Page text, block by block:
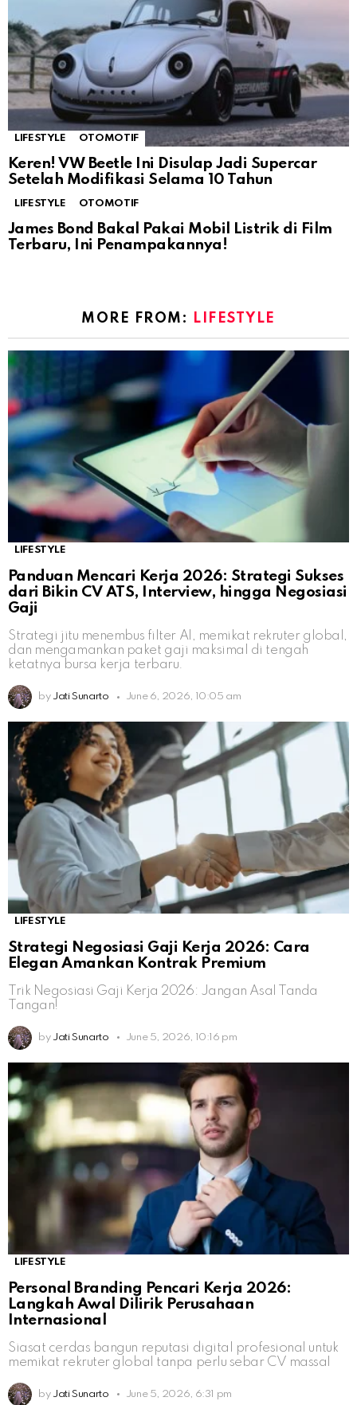
LIFESTYLE OTOMOTIF
Keren! VW Beetle Ini Disulap Jadi Supercar
Setelah Modifikasi Selama 10 Tahun
LIFESTYLE OTOMOTIF
James Bond Bakal Pakai Mobil Listrik di Film
Terbaru, Ini Penampakannya!
MORE FROM: LIFESTYLE
LIFESTYLE
Panduan Mencari Kerja 2026: Strategi Sukses
dari Bikin CV ATS, Interview, hingga Negosiasi
Gaji
Strategi jitu menembus filter AI, memikat rekruter global,
dan mengamankan paket gaji maksimal di tengah
ketatnya bursa kerja terbaru.
by Jati Sunarto June 6, 2026, 10:05 am
LIFESTYLE
Strategi Negosiasi Gaji Kerja 2026: Cara
Elegan Amankan Kontrak Premium
Trik Negosiasi Gaji Kerja 2026: Jangan Asal Tanda
Tangan!
by Jati Sunarto June 5, 2026, 10:16 pm
LIFESTYLE
Personal Branding Pencari Kerja 2026:
Langkah Awal Dilirik Perusahaan
Internasional
Siasat cerdas bangun reputasi digital profesional untuk
memikat rekruter global tanpa perlu sebar CV massal
by Jati Sunarto June 5, 2026, 6:31 pm